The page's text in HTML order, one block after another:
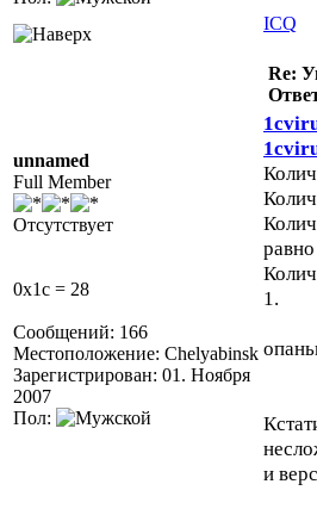
ICQ
unnamed
Full Member
Отсутствует
0x1c = 28
Сообщений: 166
Местоположение: Chelyabinsk
Зарегистрирован: 01. Ноября
2007
Пол:
Re:
1.
и